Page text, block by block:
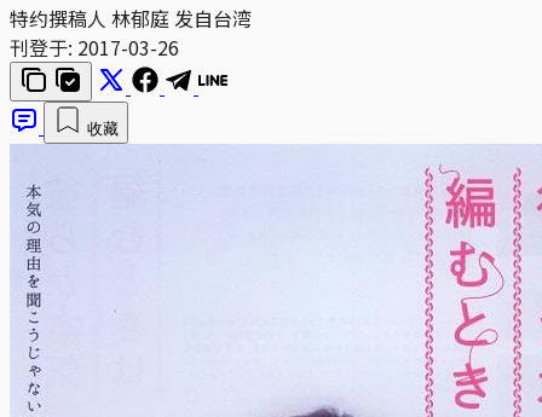
特约撰稿人 林郁庭 发自台湾
刊登于: 2017-03-26
收藏